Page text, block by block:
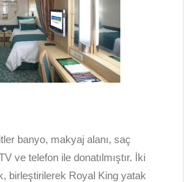
banyo, makyaj alanı, saç
ve telefon ile donatılmıştır. İki
birleştirilerek Royal King yatak